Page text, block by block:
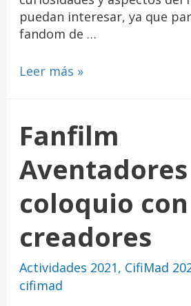
puedan interesar, ya que
fandom de …
Leer más »
Fanfilm
coloquio con
creadores
Actividades 2021, CifiMad
cifimad